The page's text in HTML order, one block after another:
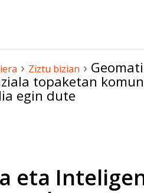
› Ziztu bizian ›
topaketan
egin dute
eta